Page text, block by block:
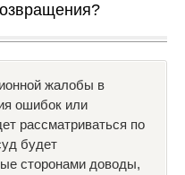
жалобы в
ошибок или
рассматриваться по
будет
сторонами доводы,